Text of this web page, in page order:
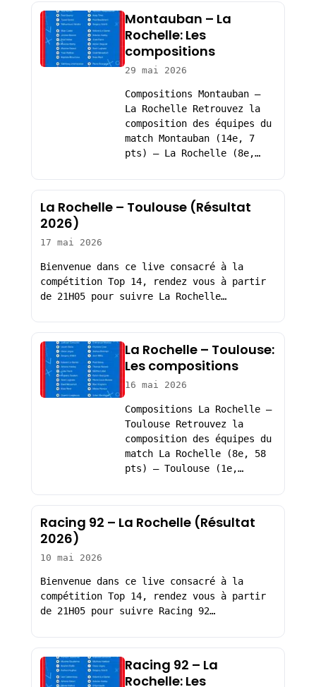
Montauban – La
Rochelle: Les
compositions
29 mai 2026
Compositions Montauban –
La Rochelle Retrouvez la
composition des équipes du
match Montauban (14e, 7
pts) – La Rochelle (8e,…
La Rochelle – Toulouse (Résultat
2026)
17 mai 2026
Bienvenue dans ce live consacré à la
compétition Top 14, rendez vous à partir
de 21H05 pour suivre La Rochelle…
La Rochelle – Toulouse:
Les compositions
16 mai 2026
Compositions La Rochelle –
Toulouse Retrouvez la
composition des équipes du
match La Rochelle (8e, 58
pts) – Toulouse (1e,…
Racing 92 – La Rochelle (Résultat
2026)
10 mai 2026
Bienvenue dans ce live consacré à la
compétition Top 14, rendez vous à partir
de 21H05 pour suivre Racing 92…
Racing 92 – La
Rochelle: Les